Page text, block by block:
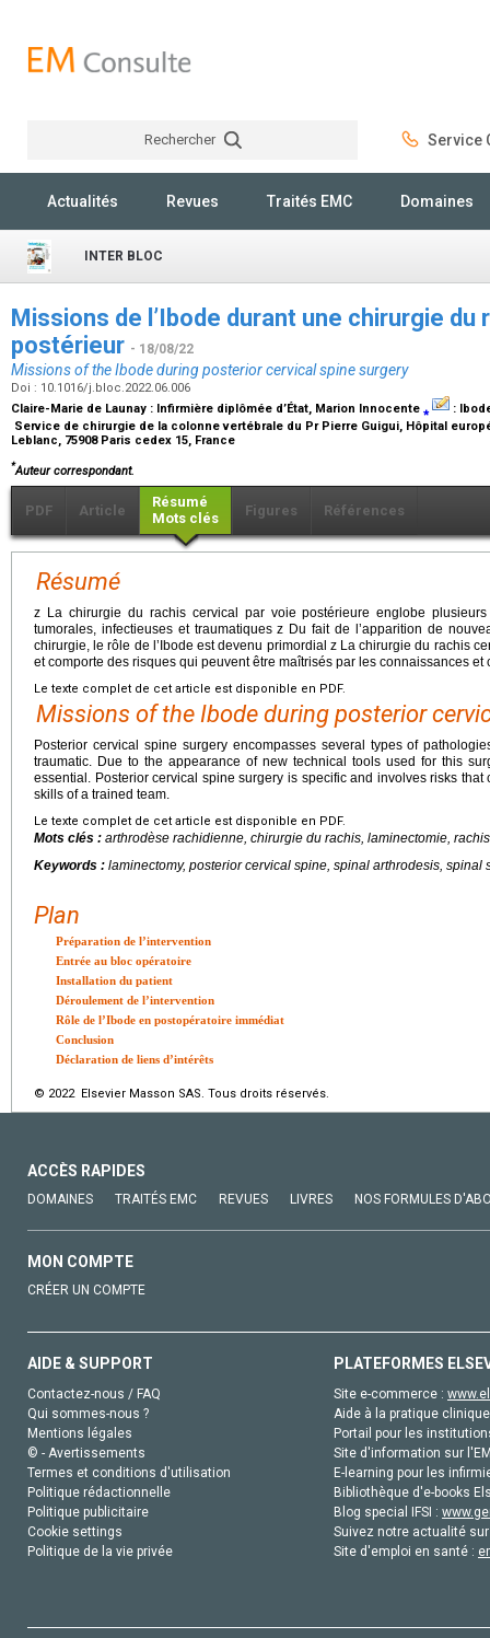
Rechercher Service
Actualités Revues Traités EMC Domaines
INTER BLOC
Missions de l’Ibode durant une chirurgie du
postérieur - 18/08/22
Missions of the Ibode during posterior cervical spine surgery
Doi : 10.1016/j.bloc.2022.06.006
Claire-Marie de Launay : Infirmière diplômée d’État, Marion Innocente ⁎ :
Service de chirurgie de la colonne vertébrale du Pr Pierre Guigui, Hôpital
Leblanc, 75908 Paris cedex 15, France
*Auteur correspondant.
PDF Article
Résumé
Mots clés
Figures Références
Résumé
z La chirurgie du rachis cervical par voie postérieure englobe
tumorales, infectieuses et traumatiques z Du fait de l’apparition de
chirurgie, le rôle de l’Ibode est devenu primordial z La chirurgie du rachis
et comporte des risques qui peuvent être maîtrisés par les connaissances et
Le texte complet de cet article est disponible en PDF.
Missions of the Ibode during posterior
Posterior cervical spine surgery encompasses several types of
traumatic. Due to the appearance of new technical tools used for this
essential. Posterior cervical spine surgery is specific and involves risks
skills of a trained team.
Le texte complet de cet article est disponible en PDF.
Mots clés : arthrodèse rachidienne, chirurgie du rachis, laminectomie,
Keywords : laminectomy, posterior cervical spine, spinal arthrodesis, spinal
Plan
Préparation de l’intervention
Entrée au bloc opératoire
Installation du patient
Déroulement de l’intervention
Rôle de l’Ibode en postopératoire immédiat
Conclusion
Déclaration de liens d’intérêts
© 2022 Elsevier Masson SAS. Tous droits réservés.
ACCÈS RAPIDES
DOMAINES TRAITÉS EMC REVUES LIVRES NOS FORMULES
MON COMPTE
CRÉER UN COMPTE
AIDE & SUPPORT
Contactez-nous / FAQ
Qui sommes-nous ?
Mentions légales
© - Avertissements
Termes et conditions d'utilisation
Politique rédactionnelle
Politique publicitaire
Cookie settings
Politique de la vie privée
PLATEFORMES
Site e-commerce :
Aide à la pratique
Portail pour les
Site d'information sur
E-learning pour les
Bibliothèque d'e-books
Blog special IFSI :
Suivez notre actualité
Site d'emploi en santé :